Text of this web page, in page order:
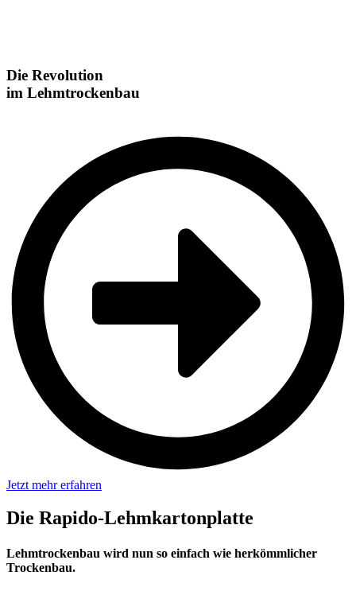
Die Revolution
im Lehmtrockenbau
Jetzt mehr erfahren
Die Rapido-Lehmkartonplatte
Lehmtrockenbau wird nun so einfach wie herkömmlicher
Trockenbau.